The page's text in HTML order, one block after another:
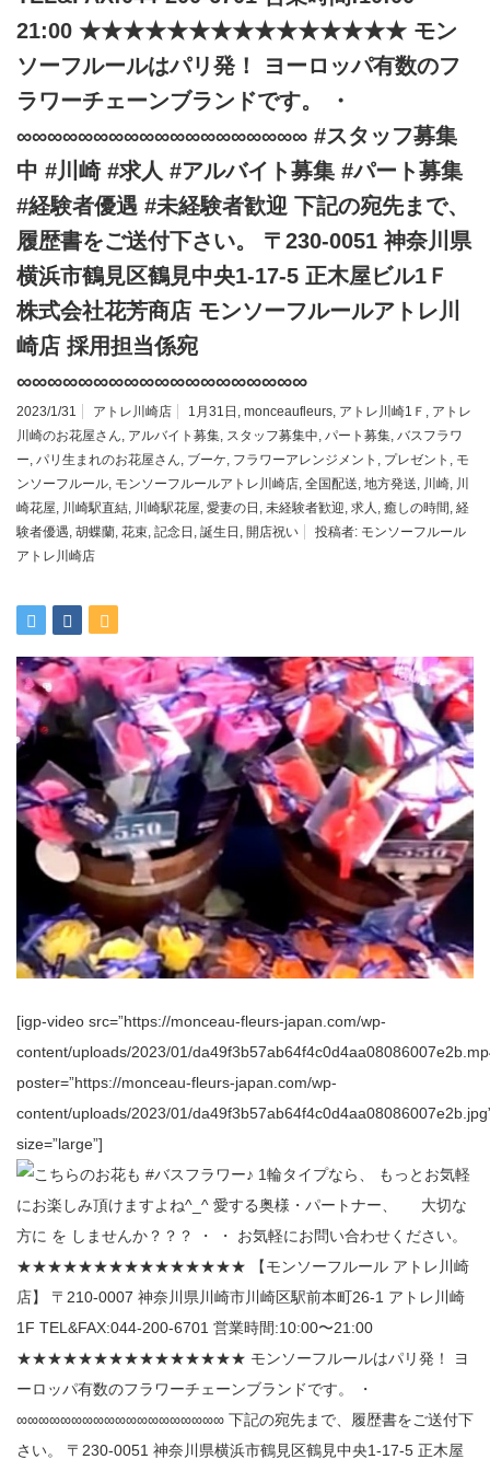
21:00 ★★★★★★★★★★★★★★★ モン
ソーフルールはパリ発！ ヨーロッパ有数のフ
ラワーチェーンブランドです。 ・
∞∞∞∞∞∞∞∞∞∞∞∞∞∞∞∞∞∞∞ #スタッフ募集
中 #川崎 #求人 #アルバイト募集 #パート募集
#経験者優遇 #未経験者歓迎 下記の宛先まで、
履歴書をご送付下さい。 〒230-0051 神奈川県
横浜市鶴見区鶴見中央1-17-5 正木屋ビル1Ｆ
株式会社花芳商店 モンソーフルールアトレ川
崎店 採用担当係宛
∞∞∞∞∞∞∞∞∞∞∞∞∞∞∞∞∞∞∞
2023/1/31 アトレ川崎店 1月31日 , monceaufleurs, アトレ川崎1Ｆ , アトレ
川崎のお花屋さん, アルバイト募集, スタッフ募集中, パート募集, バスフラワ
ー, パリ生まれのお花屋さん, ブーケ, フラワーアレンジメント , プレゼント , モ
ンソーフルール, モンソーフルールアトレ川崎店, 全国配送, 地方発送, 川崎, 川
崎花屋, 川崎駅直結, 川崎駅花屋, 愛妻の日 , 未経験者歓迎, 求人 , 癒しの時間 , 経
験者優遇, 胡蝶蘭, 花束, 記念日 , 誕生日 , 開店祝い 投稿者: モンソーフルール
アトレ川崎店
[igp-video src=”https://monceau-fleurs-japan.com/wp-
content/uploads/2023/01/
poster=”https://monceau-fleurs-japan.com/wp-
content/uploads/2023/01/
size=”large”]